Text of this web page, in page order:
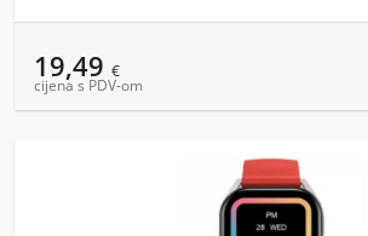
19,49 €
cijena s PDV-om